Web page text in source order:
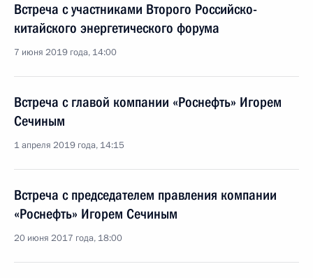
Встреча с участниками Второго Российско-
китайского энергетического форума
7 июня 2019 года, 14:00
Встреча с главой компании «Роснефть» Игорем
Сечиным
1 апреля 2019 года, 14:15
Встреча с председателем правления компании
«Роснефть» Игорем Сечиным
20 июня 2017 года, 18:00